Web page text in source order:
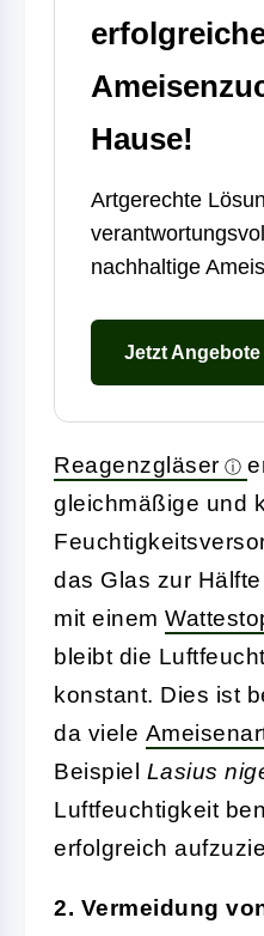
Hause!
Artgerechte
nachhaltige
Jetzt
Reagenzgläser
gleichmäßige und
das Glas zur
mit einem
bleibt die
konstant. Dies ist
da viele
Beispiel Lasius
Luftfeuchtigkeit
erfolgreich
2. Vermeidung